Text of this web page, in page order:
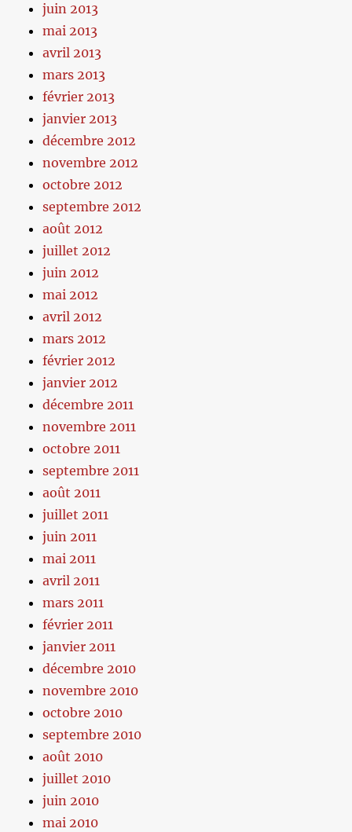
juin 2013
mai 2013
avril 2013
mars 2013
février 2013
janvier 2013
décembre 2012
novembre 2012
octobre 2012
septembre 2012
août 2012
juillet 2012
juin 2012
mai 2012
avril 2012
mars 2012
février 2012
janvier 2012
décembre 2011
novembre 2011
octobre 2011
septembre 2011
août 2011
juillet 2011
juin 2011
mai 2011
avril 2011
mars 2011
février 2011
janvier 2011
décembre 2010
novembre 2010
octobre 2010
septembre 2010
août 2010
juillet 2010
juin 2010
mai 2010